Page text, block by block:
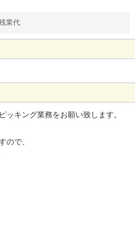
業代
ッキング業務をお願い致します。
ので、